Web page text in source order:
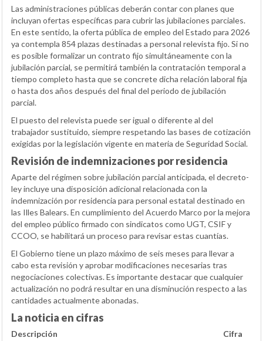
Las administraciones públicas deberán contar con planes que
incluyan ofertas específicas para cubrir las jubilaciones parciales.
En este sentido, la oferta pública de empleo del Estado para 2026
ya contempla 854 plazas destinadas a personal relevista fijo. Si no
es posible formalizar un contrato fijo simultáneamente con la
jubilación parcial, se permitirá también la contratación temporal a
tiempo completo hasta que se concrete dicha relación laboral fija
o hasta dos años después del final del periodo de jubilación
parcial.
El puesto del relevista puede ser igual o diferente al del
trabajador sustituido, siempre respetando las bases de cotización
exigidas por la legislación vigente en materia de Seguridad Social.
Revisión de indemnizaciones por residencia
Aparte del régimen sobre jubilación parcial anticipada, el decreto-
ley incluye una disposición adicional relacionada con la
indemnización por residencia para personal estatal destinado en
las Illes Balears. En cumplimiento del Acuerdo Marco por la mejora
del empleo público firmado con sindicatos como UGT, CSIF y
CCOO, se habilitará un proceso para revisar estas cuantías.
El Gobierno tiene un plazo máximo de seis meses para llevar a
cabo esta revisión y aprobar modificaciones necesarias tras
negociaciones colectivas. Es importante destacar que cualquier
actualización no podrá resultar en una disminución respecto a las
cantidades actualmente abonadas.
La noticia en cifras
Descripción
Cifra